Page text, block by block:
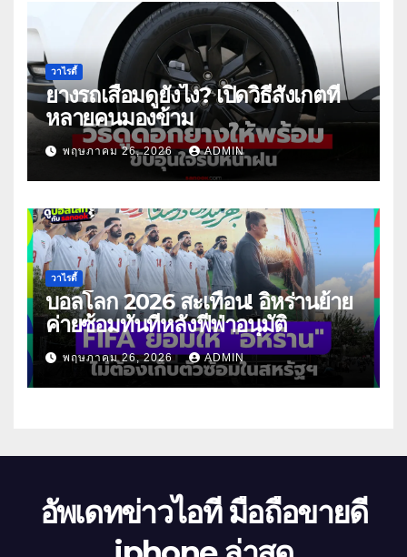
วาไรตี้
ยางรถเสื่อมดูยังไง? เปิดวิธีสังเกตที่
หลายคนมองข้าม
พฤษภาคม 26, 2026 ADMIN
วาไรตี้
บอลโลก 2026 สะเทือน! อิหร่านย้าย
ค่ายซ้อมทันทีหลังฟีฟ่าอนุมัติ
พฤษภาคม 26, 2026 ADMIN
อัพเดทข่าวไอที มือถือขายดี